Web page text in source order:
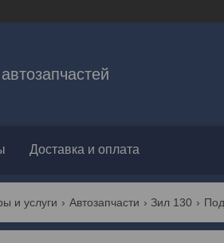
Доставка и оплата
и услуги Автозапчасти Зил 130